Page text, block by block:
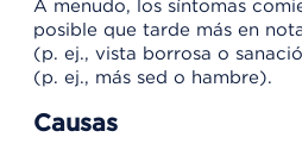
A menudo, los síntomas
posible que tarde más en
(p. ej., vista borrosa o
(p. ej., más sed o hambre).
Causas